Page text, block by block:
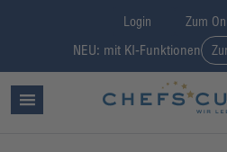
Login Zum
NEU: mit KI-Funktionen